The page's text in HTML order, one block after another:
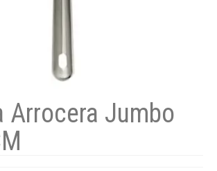
Arrocera Jumbo